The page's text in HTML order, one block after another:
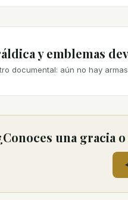
y emblemas
documental: aún no hay
una gracia